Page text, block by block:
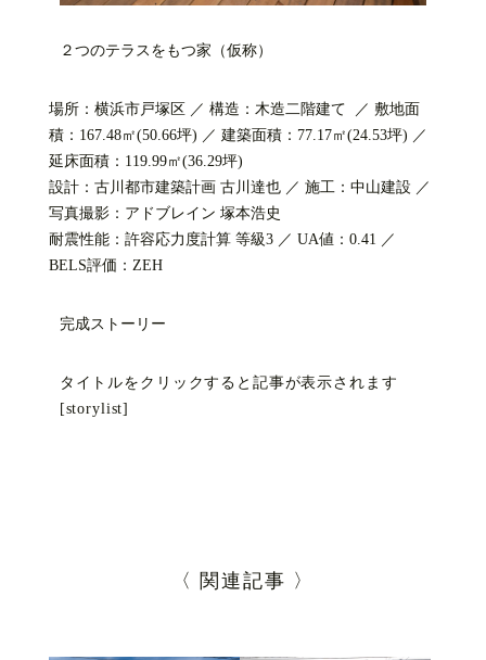
２つのテラスをもつ家（仮称）
場所：横浜市戸塚区 ／ 構造：木造二階建て ／ 敷地面
積：167.48㎡(50.66坪) ／ 建築面積：77.17㎡(24.53坪) ／
延床面積：119.99㎡(36.29坪)
設計：古川都市建築計画 古川達也 ／ 施工：中山建設 ／
写真撮影：アドブレイン 塚本浩史
耐震性能：許容応力度計算 等級3 ／ UA値：0.41 ／
BELS評価：ZEH
完成ストーリー
タイトルをクリックすると記事が表示されます
[storylist]
〈 関連記事 〉